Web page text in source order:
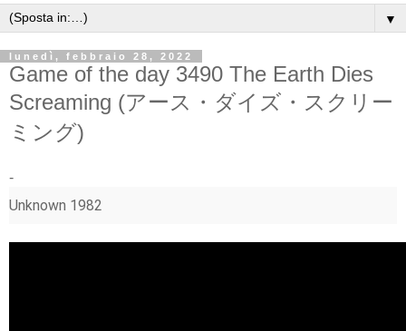
▼
lunedì, febbraio 28, 2022
Game of the day 3490 The Earth Dies
Screaming (アース・ダイズ・スクリー
ミング)
-
Unknown 1982